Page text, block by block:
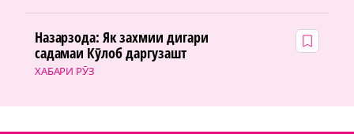
ХАБАРИ РӮЗ
Назарзода: Як захмии дигари
садамаи Кӯлоб даргузашт